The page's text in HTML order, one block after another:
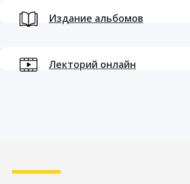
Издание альбомов
Лекторий онлайн